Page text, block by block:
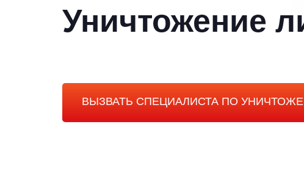
Уничтожение
ВЫЗВАТЬ СПЕЦИАЛИСТА ПО